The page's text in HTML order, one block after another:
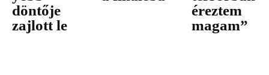
döntője
zajlott le
éreztem
magam”